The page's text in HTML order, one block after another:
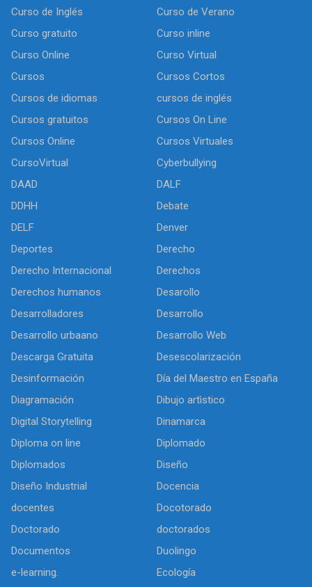
Curso de Inglés
Curso de Verano
Curso gratuito
Curso inline
Curso Online
Curso Virtual
Cursos
Cursos Cortos
Cursos de idiomas
cursos de inglés
Cursos gratuitos
Cursos On Line
Cursos Online
Cursos Virtuales
CursoVirtual
Cyberbullying
DAAD
DALF
DDHH
Debate
DELF
Denver
Deportes
Derecho
Derecho Internacional
Derechos
Derechos humanos
Desarollo
Desarrolladores
Desarrollo
Desarrollo urbaano
Desarrollo Web
Descarga Gratuita
Desescolarización
Desinformación
Día del Maestro en España
Diagramación
Dibujo artìstico
Digital Storytelling
Dinamarca
Diploma on line
Diplomado
Diplomados
Diseño
Diseño Industrial
Docencia
docentes
Docotorado
Doctorado
doctorados
Documentos
Duolingo
e-learning.
Ecología